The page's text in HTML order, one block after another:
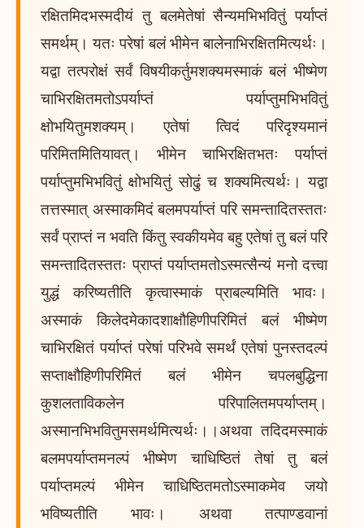
रक्षितमिदभस्मदीयं तु बलमेतेषां सैन्यमभिभवितुं पर्याप्तं
समर्थम्। यतः परेषां बलं भीमेन बालेनाभिरक्षितमित्यर्थः।
यद्वा तत्परोक्षं सर्वं विषयीकर्तुमशक्यमस्माकं बलं भीष्मेण
चाभिरक्षितमतोऽपर्याप्तं पर्याप्तुमभिभवितुं
क्षोभयितुमशक्यम्। एतेषां त्विदं परिदृश्यमानं
परिमितमितियावत्। भीमेन चाभिरक्षितभतः पर्याप्तं
पर्याप्तुमभिभवितुं क्षोभयितुं सोढुं च शक्यमित्यर्थः। यद्वा
तत्तस्मात् अस्माकमिदं बलमपर्याप्तं परि समन्तादितस्ततः
सर्वं प्राप्तं न भवति किंतु स्वकीयमेव बहु एतेषां तु बलं परि
समन्तादितस्ततः प्राप्तं पर्याप्तमतोऽस्मत्सैन्यं मनो दत्त्वा
युद्धं करिष्यतीति कृत्वास्माकं प्राबल्यमिति भावः।
अस्माकं किलेदमेकादशाक्षौहिणीपरिमितं बलं भीष्मेण
चाभिरक्षितं पर्याप्तं परेषां परिभवे समर्थं एतेषां पुनस्तदल्पं
सप्ताक्षौहिणीपरिमितं बलं भीमेन चपलबुद्धिना
कुशलताविकलेन परिपालितमपर्याप्तम्।
अस्मानभिभवितुमसमर्थमित्यर्थः।।अथवा तदिदमस्माकं
बलमपर्याप्तमनल्पं भीष्मेण चाधिष्ठितं तेषां तु बलं
पर्याप्तमल्पं भीमेन चाधिष्ठितमतोऽस्माकमेव जयो
भविष्यतीति भावः। अथवा तत्पाण्डवानां